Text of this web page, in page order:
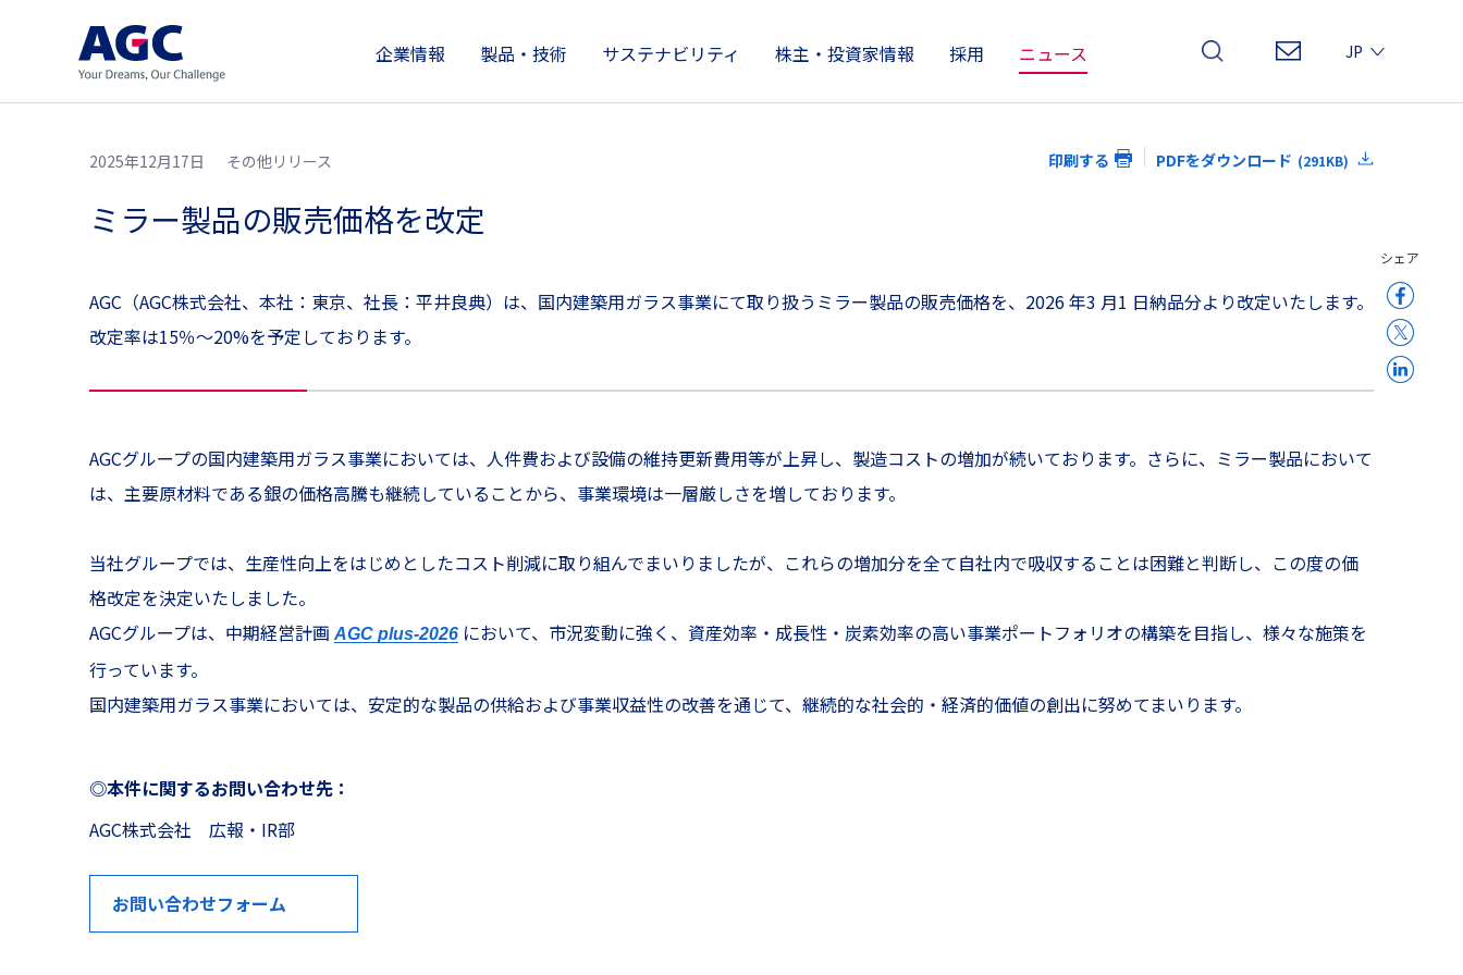
企業情報
企業情報
製品・技術
製品情報
技術開発とイノベーション
サステナビリティ
サステナビリティ
株主・投資家情報
株主・投資家情報
採用 ニュース
JP
2025年12月17日
その他リリース PDFをダウンロード (291KB)
印刷する
ミラー製品の販売価格を改定
AGC（AGC株式会社、本社：東京、社長：平井良典）は、国内建築用ガラス事業にて取り扱うミラー製品の販売価格を、2026 年3 月1 日納品分より改定いたします。
改定率は15％～20%を予定しております。
AGCグループの国内建築用ガラス事業においては、人件費および設備の維持更新費用等が上昇し、製造コストの増加が続いております。さらに、ミラー製品において
は、主要原材料である銀の価格高騰も継続していることから、事業環境は一層厳しさを増しております。
当社グループでは、生産性向上をはじめとしたコスト削減に取り組んでまいりましたが、これらの増加分を全て自社内で吸収することは困難と判断し、この度の価
格改定を決定いたしました。
AGCグループは、中期経営計画AGC plus-2026において、市況変動に強く、資産効率・成長性・炭素効率の高い事業ポートフォリオの構築を目指し、様々な施策を
行っています。
国内建築用ガラス事業においては、安定的な製品の供給および事業収益性の改善を通じて、継続的な社会的・経済的価値の創出に努めてまいります。
◎本件に関するお問い合わせ先：
AGC株式会社 広報・IR部
お問い合わせフォーム
シェア